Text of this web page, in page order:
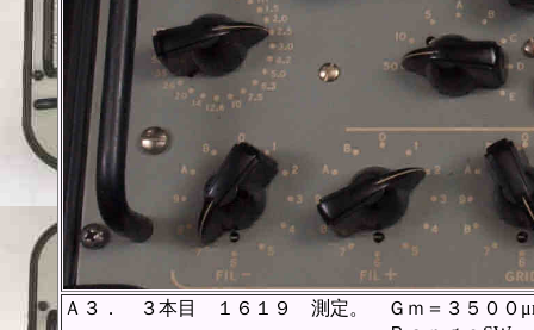
Ａ３． ３本目 １６１９ 測定。 Ｇｍ＝３５００